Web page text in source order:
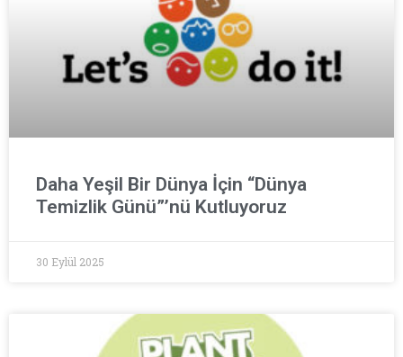
Daha Yeşil Bir Dünya İçin “Dünya
Temizlik Günü”’nü Kutluyoruz
30 Eylül 2025